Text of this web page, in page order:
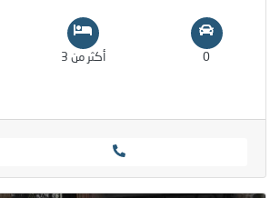
0 أكثر من 3